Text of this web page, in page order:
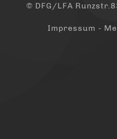
© DFG/LFA
Impressum -